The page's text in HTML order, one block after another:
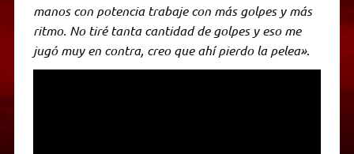
manos con potencia trabaje con más golpes y más
ritmo. No tiré tanta cantidad de golpes y eso me
jugó muy en contra, creo que ahí pierdo la pelea».